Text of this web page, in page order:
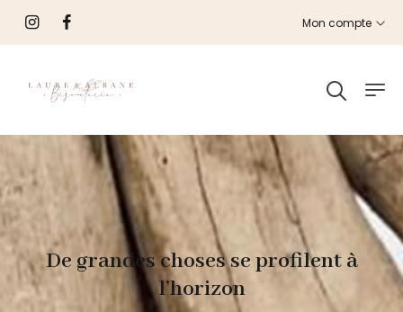
Mon compte
De grandes choses se profilent à
l’horizon